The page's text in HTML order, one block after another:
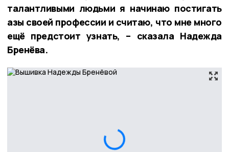
талантливыми людьми я начинаю постигать
азы своей профессии и считаю, что мне много
ещё предстоит узнать, – сказала Надежда
Бренёва.